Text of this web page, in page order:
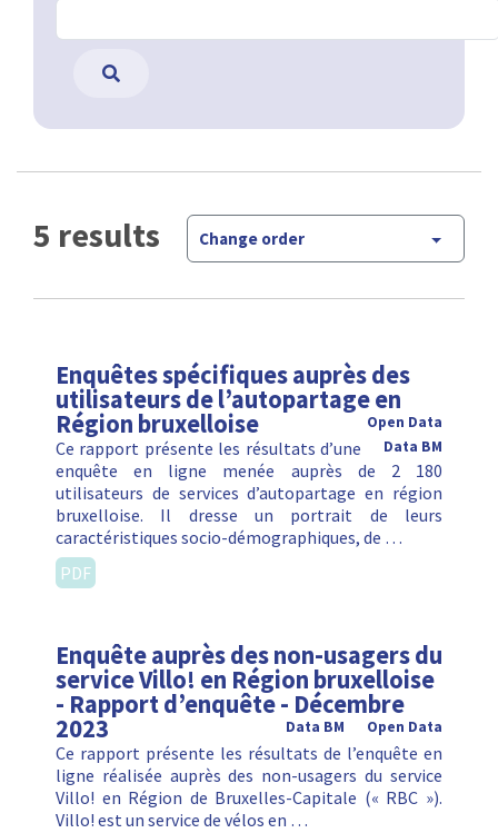
5 results Change order
Enquêtes spécifiques auprès des
utilisateurs de l’autopartage en
Région bruxelloise
Open Data
Data BM
Ce rapport présente les résultats d’une
enquête en ligne menée auprès de 2 180
utilisateurs de services d’autopartage en région
bruxelloise. Il dresse un portrait de leurs
caractéristiques socio-démographiques, de …
PDF
Enquête auprès des non-usagers du
service Villo! en Région bruxelloise
- Rapport d’enquête - Décembre
2023 Open Data
Data BM
Ce rapport présente les résultats de l’enquête en
ligne réalisée auprès des non-usagers du service
Villo! en Région de Bruxelles-Capitale (« RBC »).
Villo! est un service de vélos en …